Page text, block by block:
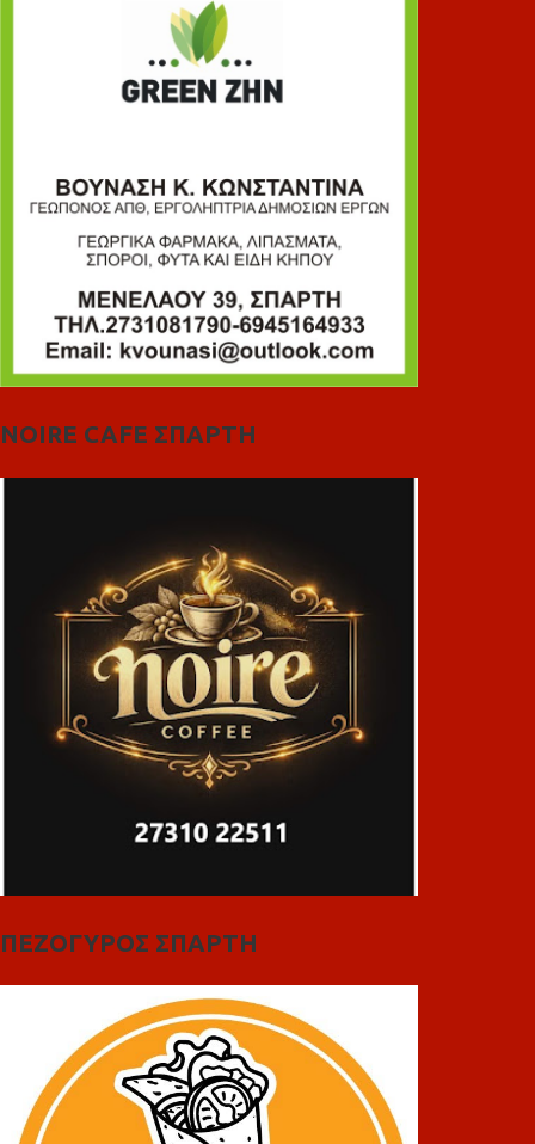
NOIRE CAFE ΣΠΑΡΤΗ
ΠΕΖΟΓΥΡΟΣ ΣΠΑΡΤΗ